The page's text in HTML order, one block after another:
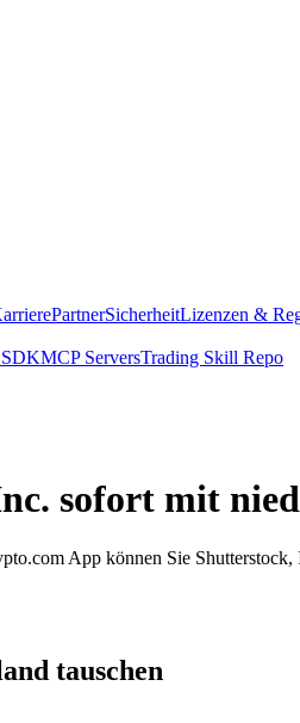
PartnerSicherheitLizenzen &
MCP ServersTrading Skill Repo
sofort mit
App können Sie
tauschen